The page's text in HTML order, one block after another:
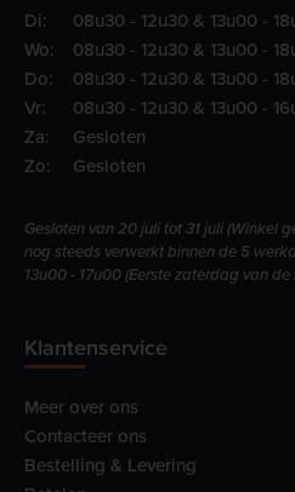
Di:
08u30 - 12u30 & 13u00 -
Wo:
08u30 - 12u30 & 13u00 -
Do:
08u30 - 12u30 & 13u00 -
Vr:
08u30 - 12u30 & 13u00 -
Za:
Gesloten
Zo:
Gesloten
Gesloten van 20 juli tot 31 juli (Winkel
nog steeds verwerkt binnen de 5
13u00 - 17u00 (Eerste zaterdag van
Klantenservice
Meer over ons
Contacteer ons
Bestelling & Levering